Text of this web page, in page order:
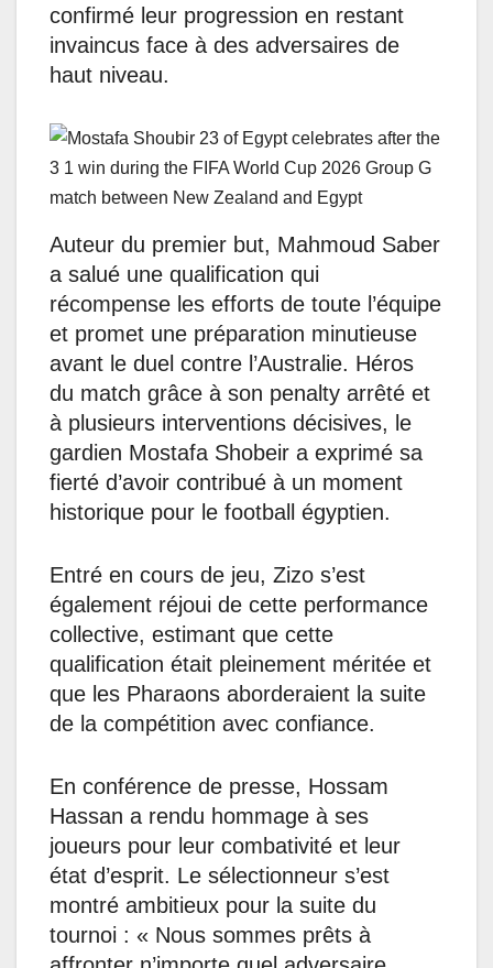
confirmé leur progression en restant
invaincus face à des adversaires de
haut niveau.
Auteur du premier but, Mahmoud Saber
a salué une qualification qui
récompense les efforts de toute l’équipe
et promet une préparation minutieuse
avant le duel contre l’Australie. Héros
du match grâce à son penalty arrêté et
à plusieurs interventions décisives, le
gardien Mostafa Shobeir a exprimé sa
fierté d’avoir contribué à un moment
historique pour le football égyptien.
Entré en cours de jeu, Zizo s’est
également réjoui de cette performance
collective, estimant que cette
qualification était pleinement méritée et
que les Pharaons aborderaient la suite
de la compétition avec confiance.
En conférence de presse, Hossam
Hassan a rendu hommage à ses
joueurs pour leur combativité et leur
état d’esprit. Le sélectionneur s’est
montré ambitieux pour la suite du
tournoi : « Nous sommes prêts à